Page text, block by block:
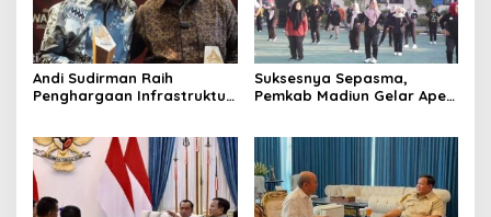
Andi Sudirman Raih
Penghargaan Infrastruktur,
Suksesnya Sepasma,
Pemkab Madiun Gelar Apel